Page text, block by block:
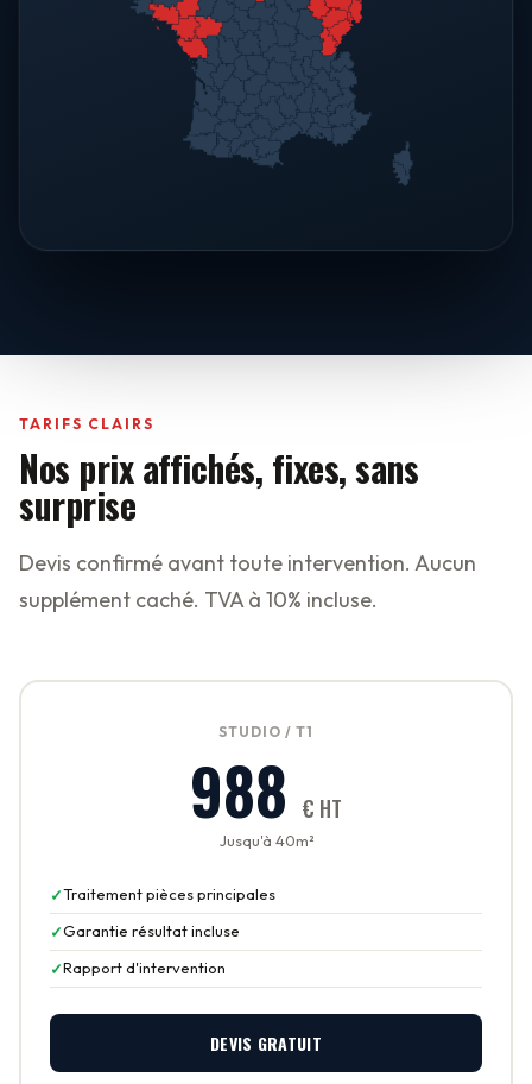
TARIFS CLAIRS
Nos prix affichés, fixes, sans
surprise
Devis confirmé avant toute intervention. Aucun
supplément caché. TVA à 10% incluse.
STUDIO / T1
988 € HT
Jusqu'à 40m²
Traitement pièces principales
Garantie résultat incluse
Rapport d'intervention
DEVIS GRATUIT